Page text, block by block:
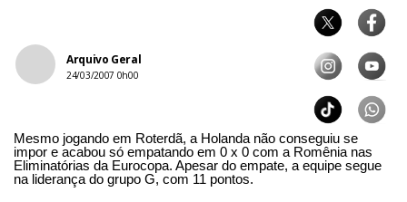
Arquivo Geral
24/03/2007 0h00
Mesmo jogando em Roterdã, a Holanda não conseguiu se
impor e acabou só empatando em 0 x 0 com a Romênia nas
Eliminatórias da Eurocopa. Apesar do empate, a equipe segue
na liderança do grupo G, com 11 pontos.